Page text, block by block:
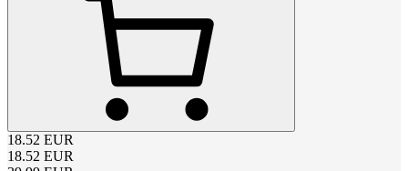
18.52 EUR
18.52 EUR